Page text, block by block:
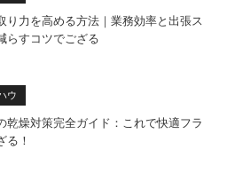
り力を高める方法｜業務効率と出張ス
らすコツでござる
ウ
乾燥対策完全ガイド：これで快適フラ
る！